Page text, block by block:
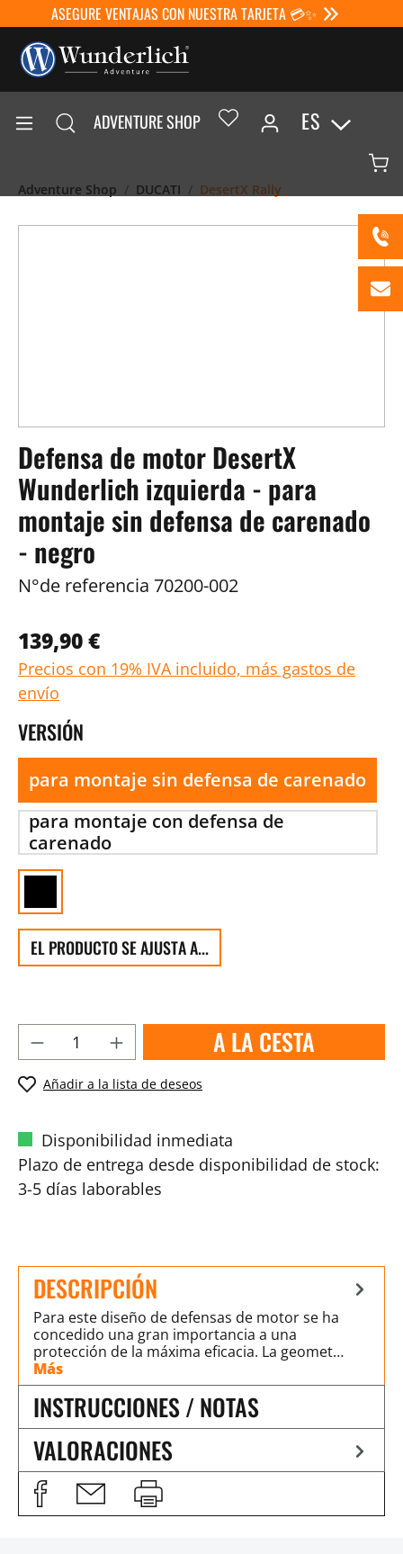
ASEGURE VENTAJAS CON NUESTRA TARJETA 💳✨
ADVENTURE SHOP ES
Adventure Shop DUCATI DesertX Rally
Defensa de motor DesertX
Wunderlich izquierda - para
montaje sin defensa de carenado
- negro
N°de referencia 70200-002
139,90 €
Precios con 19% IVA incluido, más gastos de
envío
VERSIÓN
para montaje sin defensa de carenado
para montaje con defensa de
carenado
EL PRODUCTO SE AJUSTA A...
A LA CESTA
Añadir a la lista de deseos
Disponibilidad inmediata
Plazo de entrega desde disponibilidad de stock:
3-5 días laborables
DESCRIPCIÓN
Para este diseño de defensas de motor se ha
concedido una gran importancia a una
protección de la máxima eficacia. La geomet…
Más
INSTRUCCIONES / NOTAS
VALORACIONES